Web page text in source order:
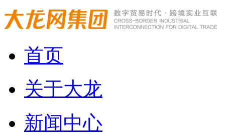
首页
关于大龙
新闻中心